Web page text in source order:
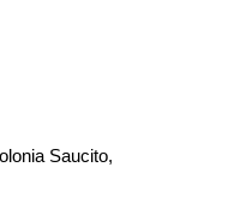
Saucito,